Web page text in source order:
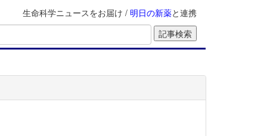
生命科学ニュースをお届け / 明日の新薬と連携